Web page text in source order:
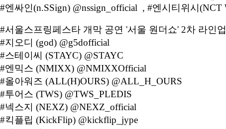
#엔싸인(n.SSign) @nssign_official , #엔시티위시
#서울스프링페스타 개막 공연 '서울 원더쇼' 2차 라인업
#지오디 (god) @g5dofficial
#스테이씨 (STAYC) @STAYC
#엔믹스 (NMIXX) @NMIXXOfficial
#올아워즈 (ALL(H)OURS) @ALL_H_OURS
#투어스 (TWS) @TWS_PLEDIS
#넥스지 (NEXZ) @NEXZ_official
#킥플립 (KickFlip) @kickflip_jype